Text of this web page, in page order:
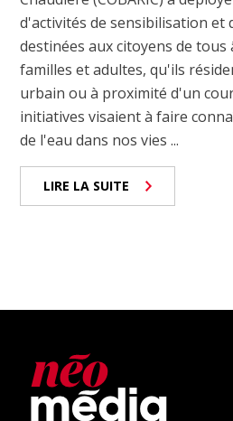
d'activités de sensibilisation et
destinées aux citoyens de tous
familles et adultes, qu'ils
urbain ou à proximité d'un
initiatives visaient à faire
de l'eau dans nos vies ...
LIRE LA SUITE